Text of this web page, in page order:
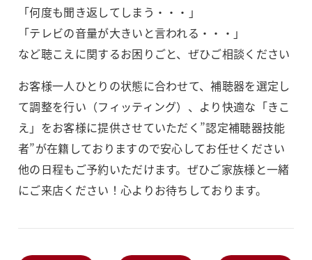
「何度も聞き返してしまう・・・」
「テレビの音量が大きいと言われる・・・」
など聴こえに関するお困りごと、ぜひご相談ください
お客様一人ひとりの状態に合わせて、補聴器を選定し
て調整を行い（フィッティング）、より快適な「きこ
え」をお客様に提供させていただく”認定補聴器技能
者”が在籍しておりますので安心してお任せください
他の日程もご予約いただけます。ぜひご家族様と一緒
にご来店ください！心よりお待ちしております。